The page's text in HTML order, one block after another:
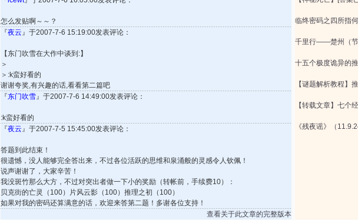
怎么发贴啊～～？
『夜云』于2007-7-6 15:19:00发表评论：
【东门吹雪在大作中谈到:】
＞
＞:k蛮好看的
谢谢夸奖,有兴趣的话,看看第二篇吧
『东门吹雪』于2007-7-6 14:49:00发表评论：
:k蛮好看的
『夜云』于2007-7-5 15:45:00发表评论：
答题到此结束！
很遗憾，没人能够完全答出来，不过各位活跃的思维和泉涌般的灵感令人钦佩！
说声谢谢了，大家辛苦！
我没斑竹那么大方，不过对突出者做一下小的奖励（转帐前，手续费10）：
贝克街的亡灵（100）片风云影（100）推理之初（100）
如果对我的密码还算满意的话，欢迎来答第二题！多谢各位支持！
查看关于此文章的完整版本
临终密码之四所指
千里行——楚州（
十五个极度诡异的
【谜题解析教程】
【转载文章】七个
《残夜谣》（